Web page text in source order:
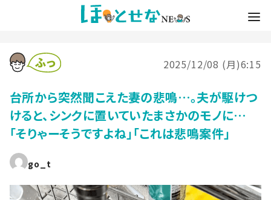
2025/12/08 (月)6:15
台所から突然聞こえた妻の悲鳴…。夫が駆けつ
けると、シンクに置いていたまさかのモノに…
「そりゃーそうですよね」「これは悲鳴案件」
go_t